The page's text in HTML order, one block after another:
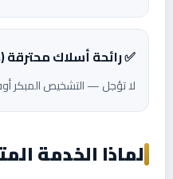
✅ رائحة أسلاك
لا تؤجل — التشخيص المبكر
لماذا الخدمة